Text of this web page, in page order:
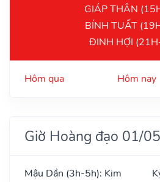
GIÁP THÂN
BÍNH TUẤT
ĐINH HỢI
Hôm qua Hôm nay
Giờ Hoàng đạo 01/
Mậu Dần (3h-5h): Kim